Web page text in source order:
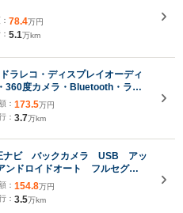
78.4万円
5.1万km
ラレコ・ディスプレイオーディ
360度カメラ・Bluetooth・ラジ
・タイプC・LKA・衝突軽減ブ
ン・ETC・Bセンサー・R16AW)
： 173.5万円
： 3.7万km
ナビ バックカメラ USB アッ
ンドロイドオート フルセグ
ージ LEDヘッドライト オー
イビーム ハーフレザーシート
アシスト ETC
： 154.8万円
： 3.5万km